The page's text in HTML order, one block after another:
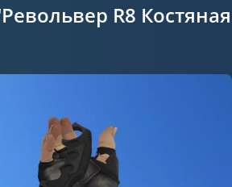
R8 Костяная